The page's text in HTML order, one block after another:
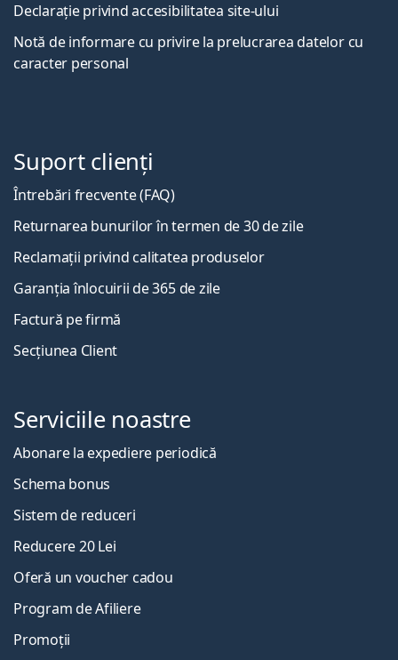
Declarație privind accesibilitatea site-ului
Notă de informare cu privire la prelucrarea datelor cu
caracter personal
Suport clienți
Întrebări frecvente (FAQ)
Returnarea bunurilor în termen de 30 de zile
Reclamații privind calitatea produselor
Garanția înlocuirii de 365 de zile
Factură pe firmă
Secțiunea Client
Serviciile noastre
Abonare la expediere periodică
Schema bonus
Sistem de reduceri
Reducere 20 Lei
Oferă un voucher cadou
Program de Afiliere
Promoții